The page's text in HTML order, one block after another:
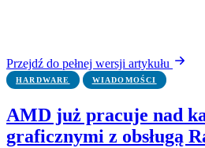
Przejdź do pełnej wersji artykułu
HARDWARE WIADOMOŚCI
AMD już pracuje nad
graficznymi z obsługą